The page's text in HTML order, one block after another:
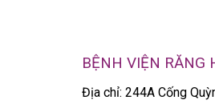
BỆNH VIỆN
Địa chỉ: 244A Cống